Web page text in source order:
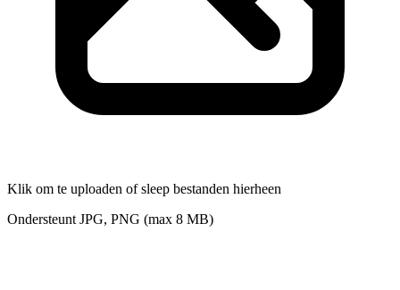
Klik om te uploaden of sleep bestanden hierheen
Ondersteunt JPG, PNG (max 8 MB)